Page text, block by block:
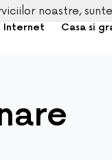
Internet Casa si
noastre,